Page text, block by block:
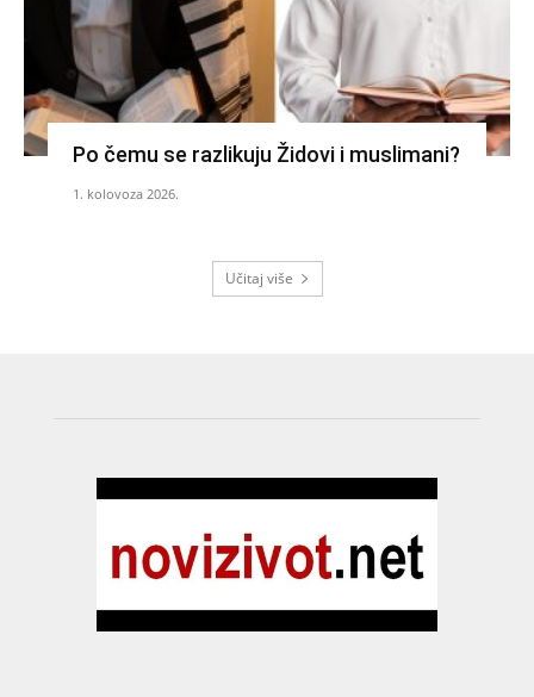
Po čemu se razlikuju Židovi i muslimani?
1. kolovoza 2026.
Učitaj više